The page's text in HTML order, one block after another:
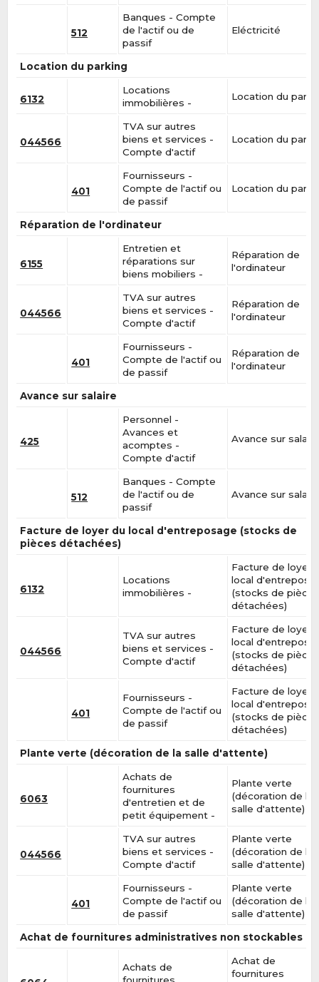
512
Banques - Compte
de l'actif ou de
passif
Eléctricité
Location du parking
6132
Locations
immobilières -
Location du
044566
TVA sur autres
biens et services -
Compte d'actif
Location du
401
Fournisseurs -
Compte de l'actif ou
de passif
Location du
Réparation de l'ordinateur
6155
Entretien et
réparations sur
biens mobiliers -
Réparation de
l'ordinateur
044566
TVA sur autres
biens et services -
Compte d'actif
Réparation de
l'ordinateur
401
Fournisseurs -
Compte de l'actif ou
de passif
Réparation de
l'ordinateur
Avance sur salaire
425
Personnel -
Avances et
acomptes -
Compte d'actif
Avance sur
512
Banques - Compte
de l'actif ou de
passif
Avance sur
Facture de loyer du local d'entreposage (stocks de
pièces détachées)
6132
Locations
immobilières -
Facture de loyer
local
(stocks de
détachées)
044566
TVA sur autres
biens et services -
Compte d'actif
Facture de loyer
local
(stocks de
détachées)
401
Fournisseurs -
Compte de l'actif ou
de passif
Facture de loyer
local
(stocks de
détachées)
Plante verte (décoration de la salle d'attente)
6063
Achats de
fournitures
d'entretien et de
petit équipement -
Plante verte
(décoration de la
salle d'attente)
044566
TVA sur autres
biens et services -
Compte d'actif
Plante verte
(décoration de la
salle d'attente)
401
Fournisseurs -
Compte de l'actif ou
de passif
Plante verte
(décoration de la
salle d'attente)
Achat de fournitures administratives non stockables
Achats de
fournitures
Achat de
fournitures